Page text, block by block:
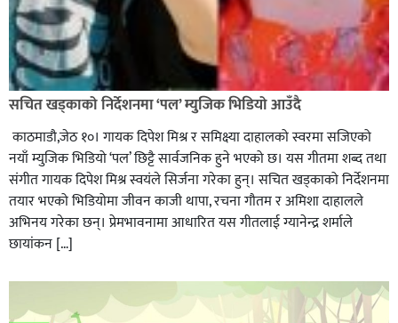
सचित खड्काको निर्देशनमा ‘पल’ म्युजिक भिडियो आउँदै
काठमाडौ,जेठ १०। गायक दिपेश मिश्र र समिक्ष्या दाहालको स्वरमा सजिएको
नयाँ म्युजिक भिडियो ‘पल’ छिट्टै सार्वजनिक हुने भएको छ। यस गीतमा शब्द तथा
संगीत गायक दिपेश मिश्र स्वयंले सिर्जना गरेका हुन्। सचित खड्काको निर्देशनमा
तयार भएको भिडियोमा जीवन काजी थापा, रचना गौतम र अमिशा दाहालले
अभिनय गरेका छन्। प्रेमभावनामा आधारित यस गीतलाई ग्यानेन्द्र शर्माले
छायांकन […]